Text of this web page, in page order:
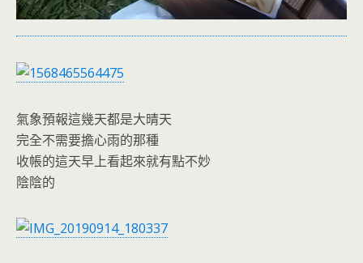
氣象預報這幾天都是大晴天
完全不需要擔心雨的那種
收帳的這天早上看起來就有點不妙
陰陰的